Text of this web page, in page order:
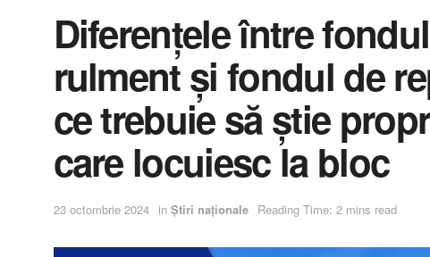
Diferențele între
rulment și fondul de
ce trebuie să știe
care locuiesc la bloc
23 octombrie 2024 in Știri naționale Reading Time: 2 mins read